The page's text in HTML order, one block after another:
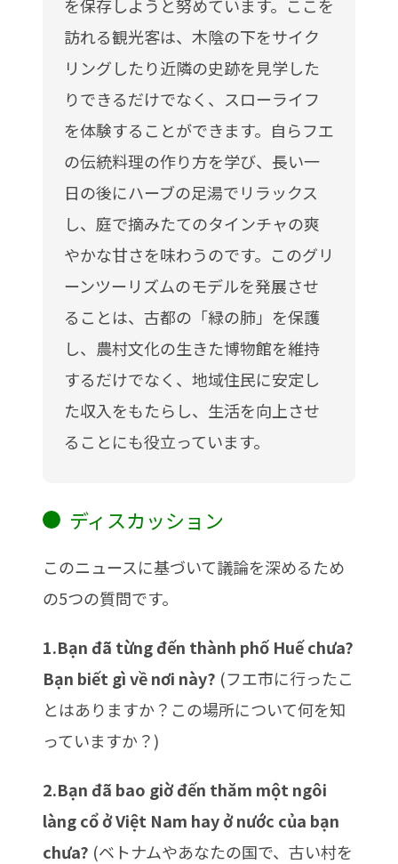
を保存しようと努めています。ここを
訪れる観光客は、木陰の下をサイク
リングしたり近隣の史跡を見学した
りできるだけでなく、スローライフ
を体験することができます。自らフエ
の伝統料理の作り方を学び、長い一
日の後にハーブの足湯でリラックス
し、庭で摘みたてのタインチャの爽
やかな甘さを味わうのです。このグリ
ーンツーリズムのモデルを発展させ
ることは、古都の「緑の肺」を保護
し、農村文化の生きた博物館を維持
するだけでなく、地域住民に安定し
た収入をもたらし、生活を向上させ
ることにも役立っています。
ディスカッション
このニュースに基づいて議論を深めるため
の5つの質問です。
1.Bạn đã từng đến thành phố Huế chưa?
Bạn biết gì về nơi này? (フエ市に行ったこ
とはありますか？この場所について何を知
っていますか？)
2.Bạn đã bao giờ đến thăm một ngôi
làng cổ ở Việt Nam hay ở nước của bạn
chưa? (ベトナムやあなたの国で、古い村を